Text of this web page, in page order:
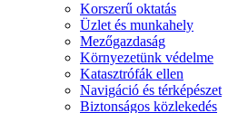
Korszerű oktatás
Üzlet és munkahely
Mezőgazdaság
Környezetünk védelme
Katasztrófák ellen
Navigáció és térképészet
Biztonságos közlekedés